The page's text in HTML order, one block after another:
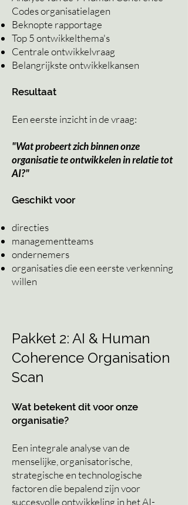
Codes organisatielagen
Beknopte rapportage
Top 5 ontwikkelthema's
Centrale ontwikkelvraag
Belangrijkste ontwikkelkansen
Resultaat
Een eerste inzicht in de vraag:
"Wat probeert zich binnen onze
organisatie te ontwikkelen in relatie tot
AI?"
Geschikt voor
directies
managementteams
ondernemers
organisaties die een eerste verkenning
willen
Pakket 2: AI & Human
Coherence Organisation
Scan
Wat betekent dit voor onze
organisatie?
Een integrale analyse van de
menselijke, organisatorische,
strategische en technologische
factoren die bepalend zijn voor
succesvolle ontwikkeling in het AI-